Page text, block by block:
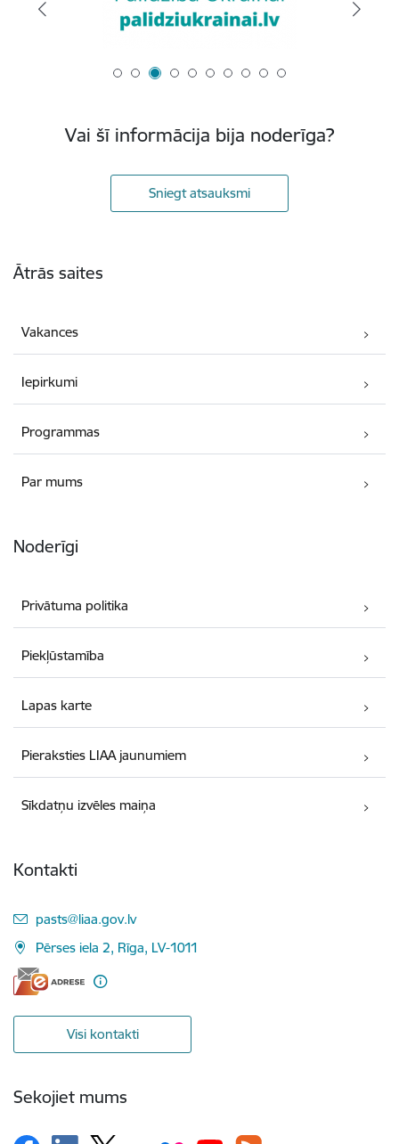
Vai šī informācija bija noderīga?
Sniegt atsauksmi
Ātrās saites
Vakances
Iepirkumi
Programmas
Par mums
Noderīgi
Privātuma politika
Piekļūstamība
Lapas karte
Pieraksties LIAA jaunumiem
Sīkdatņu izvēles maiņa
Kontakti
E-pasts:
pasts@liaa.gov.lv
Pērses iela 2, Rīga, LV-1011
Visi kontakti
Sekojiet mums